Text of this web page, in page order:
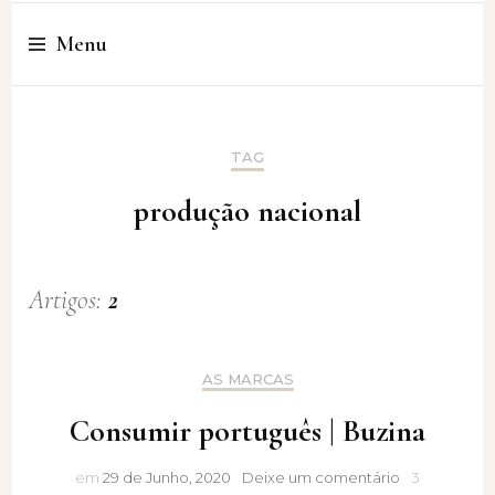
Cristina Amaro
Menu
TAG
produção nacional
Artigos:2
AS MARCAS
Consumir português | Buzina
em 29 de Junho, 2020 Deixe um comentário Consumir
3